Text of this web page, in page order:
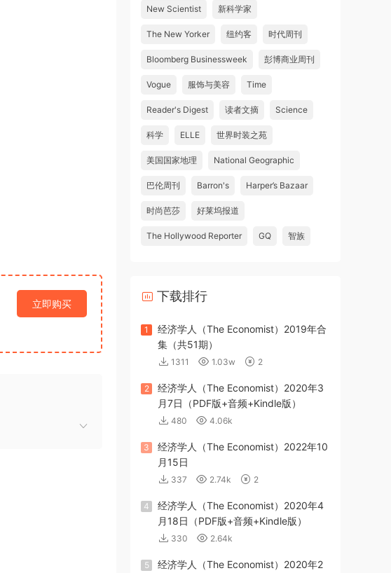
立即购买
New Scientist 新科学家
The New Yorker 纽约客 时代周刊
Bloomberg Businessweek 彭博商业周刊
Vogue 服饰与美容 Time
Reader's Digest 读者文摘 Science
科学 ELLE 世界时装之苑
美国国家地理 National Geographic
巴伦周刊 Barron's Harper’s Bazaar
时尚芭莎 好莱坞报道
The Hollywood Reporter GQ 智族
下载排行
1
经济学人（The Economist）2019年合
集（共51期）
1311 1.03w 2
2
经济学人（The Economist）2020年3
月7日（PDF版+音频+Kindle版）
480 4.06k
3
经济学人（The Economist）2022年10
月15日
337 2.74k 2
4
经济学人（The Economist）2020年4
月18日（PDF版+音频+Kindle版）
330 2.64k
5
经济学人（The Economist）2020年2